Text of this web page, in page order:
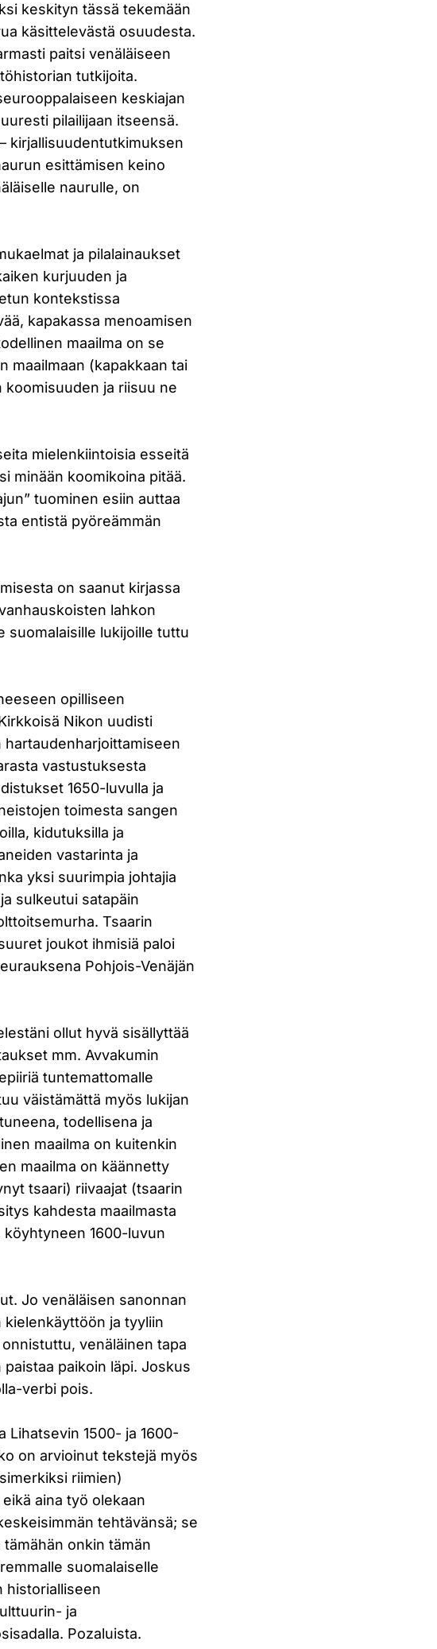
keskityn tässä tekemään
käsittelevästä osuudesta.
paitsi venäläiseen
tutkijoita.
keskiajan
pilailijaan itseensä.
kirjallisuudentutkimuksen
esittämisen keino
naurulle, on
ja pilalainaukset
kurjuuden ja
kontekstissa
kapakassa menoamisen
maailma on se
maailmaan (kapakkaan tai
koomisuuden ja riisuu ne
mielenkiintoisia esseitä
minään koomikoina pitää.
tuominen esiin auttaa
entistä pyöreämmän
on saanut kirjassa
lahkon
suomalaisille lukijoille tuttu
opilliseen
Nikon uudisti
vastustuksesta
1650-luvulla ja
toimesta sangen
kidutuksilla ja
vastarinta ja
yksi suurimpia johtajia
sulkeutui satapäin
Tsaarin
joukot ihmisiä paloi
Pohjois-Venäjän
ollut hyvä sisällyttää
mm. Avvakumin
tuntemattomalle
väistämättä myös lukijan
todellisena ja
maailma on kuitenkin
maailma on käännetty
tsaari) riivaajat (tsaarin
kahdesta maailmasta
köyhtyneen 1600-luvun
Jo venäläisen sanonnan
kielenkäyttöön ja tyyliin
venäläinen tapa
paikoin läpi. Joskus
verbi pois.
Lihatsevin 1500- ja 1600-
on arvioinut tekstejä myös
riimien)
aina työ olekaan
tehtävänsä; se
onkin tämän
suomalaiselle
historialliseen
ja
Pozaluista.